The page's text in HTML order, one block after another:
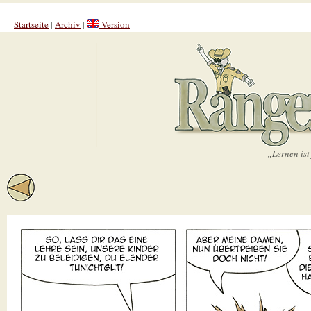
Startseite| Archiv | Version
„Lernen